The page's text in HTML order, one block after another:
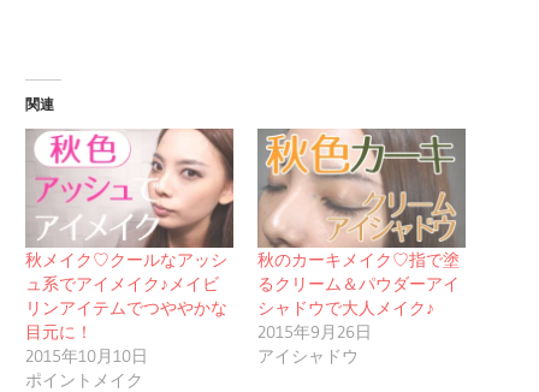
関連
秋メイク♡クールなアッシ
ュ系でアイメイク♪メイビ
リンアイテムでつややかな
目元に！
2015年10月10日
ポイントメイク
秋のカーキメイク♡指で塗
るクリーム＆パウダーアイ
シャドウで大人メイク♪
2015年9月26日
アイシャドウ